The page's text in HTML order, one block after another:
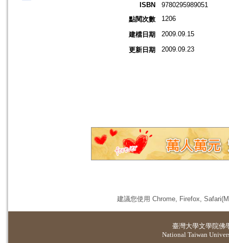
ISBN
9780295989051
點閱次數
1206
建檔日期 2009.09.15
更新日期 2009.09.23
建議您使用 Chrome, Firefox,
臺灣大學文學院佛
National Taiwan